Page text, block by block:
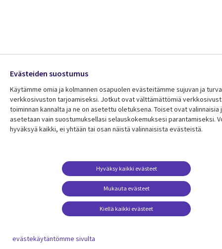
Evästeiden suostumus
Käytämme omia ja kolmannen osapuolen evästeitämme sujuvan ja
verkkosivuston tarjoamiseksi. Jotkut ovat välttämättömiä
toiminnan kannalta ja ne on asetettu oletuksena. Toiset ovat valinnaisia
asetetaan vain suostumuksellasi selauskokemuksesi parantamiseksi.
hyväksyä kaikki, ei yhtään tai osan näistä valinnaisista evästeistä.
Mukauta evästeet
Hyväksy kaikki evästeet
Kiellä kaikki evästeet
evästekäytäntömme sivulta